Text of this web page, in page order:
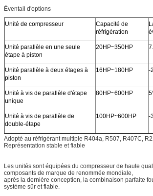
Éventail d'options
Unité de compresseur
Capacité de
réfrigération
Unité parallèle en une seule
étape à piston
20HP~350HP
Unité parallèle à deux étages à
piston
16HP~180HP -
Unité à vis de parallèle d'étape
unique
80HP~600HP
Unité à vis de parallèle de
double-étape
100HP~600HP -
Adopté au réfrigérant multiple R404a, R507, R407C,
Représentation stable et fiable
Les unités sont équipées du compresseur de haute
composants de marque de renommée mondiale,
après la dernière conception, la combinaison parfaite
système sûr et fiable.